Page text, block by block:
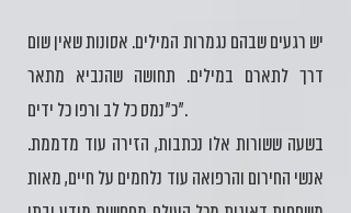
יש רגעים שבהם נגמרות המילים. אסונות שאין שום
דרך לתארם במילים. תחושה שהנביא מתאר
כ"נמס כל לב ורפו כל ידים".
בשעה ששורות אלו נכתבות, הזירה עוד מדממת.
אנשי החירום והרפואה עוד נלחמים על חיים, מאות